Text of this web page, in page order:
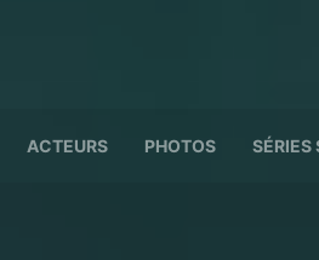
ACTEURS PHOTOS SÉRIES